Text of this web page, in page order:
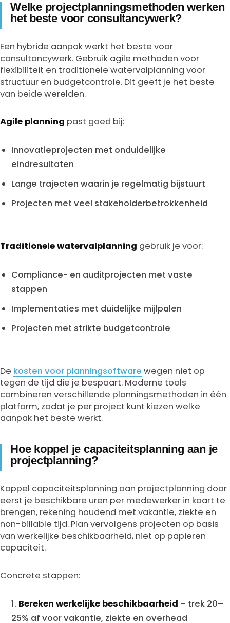
Welke projectplanningsmethoden werken
het beste voor consultancywerk?
Een hybride aanpak werkt het beste voor
consultancywerk. Gebruik agile methoden voor
flexibiliteit en traditionele watervalplanning voor
structuur en budgetcontrole. Dit geeft je het beste
van beide werelden.
Agile planning past goed bij:
Innovatieprojecten met onduidelijke
eindresultaten
Lange trajecten waarin je regelmatig bijstuurt
Projecten met veel stakeholderbetrokkenheid
Traditionele watervalplanning gebruik je voor:
Compliance- en auditprojecten met vaste
stappen
Implementaties met duidelijke mijlpalen
Projecten met strikte budgetcontrole
De kosten voor planningsoftware wegen niet op
tegen de tijd die je bespaart. Moderne tools
combineren verschillende planningsmethoden in één
platform, zodat je per project kunt kiezen welke
aanpak het beste werkt.
Hoe koppel je capaciteitsplanning aan je
projectplanning?
Koppel capaciteitsplanning aan projectplanning door
eerst je beschikbare uren per medewerker in kaart te
brengen, rekening houdend met vakantie, ziekte en
non-billable tijd. Plan vervolgens projecten op basis
van werkelijke beschikbaarheid, niet op papieren
capaciteit.
Concrete stappen:
Bereken werkelijke beschikbaarheid – trek 20–
25% af voor vakantie, ziekte en overhead